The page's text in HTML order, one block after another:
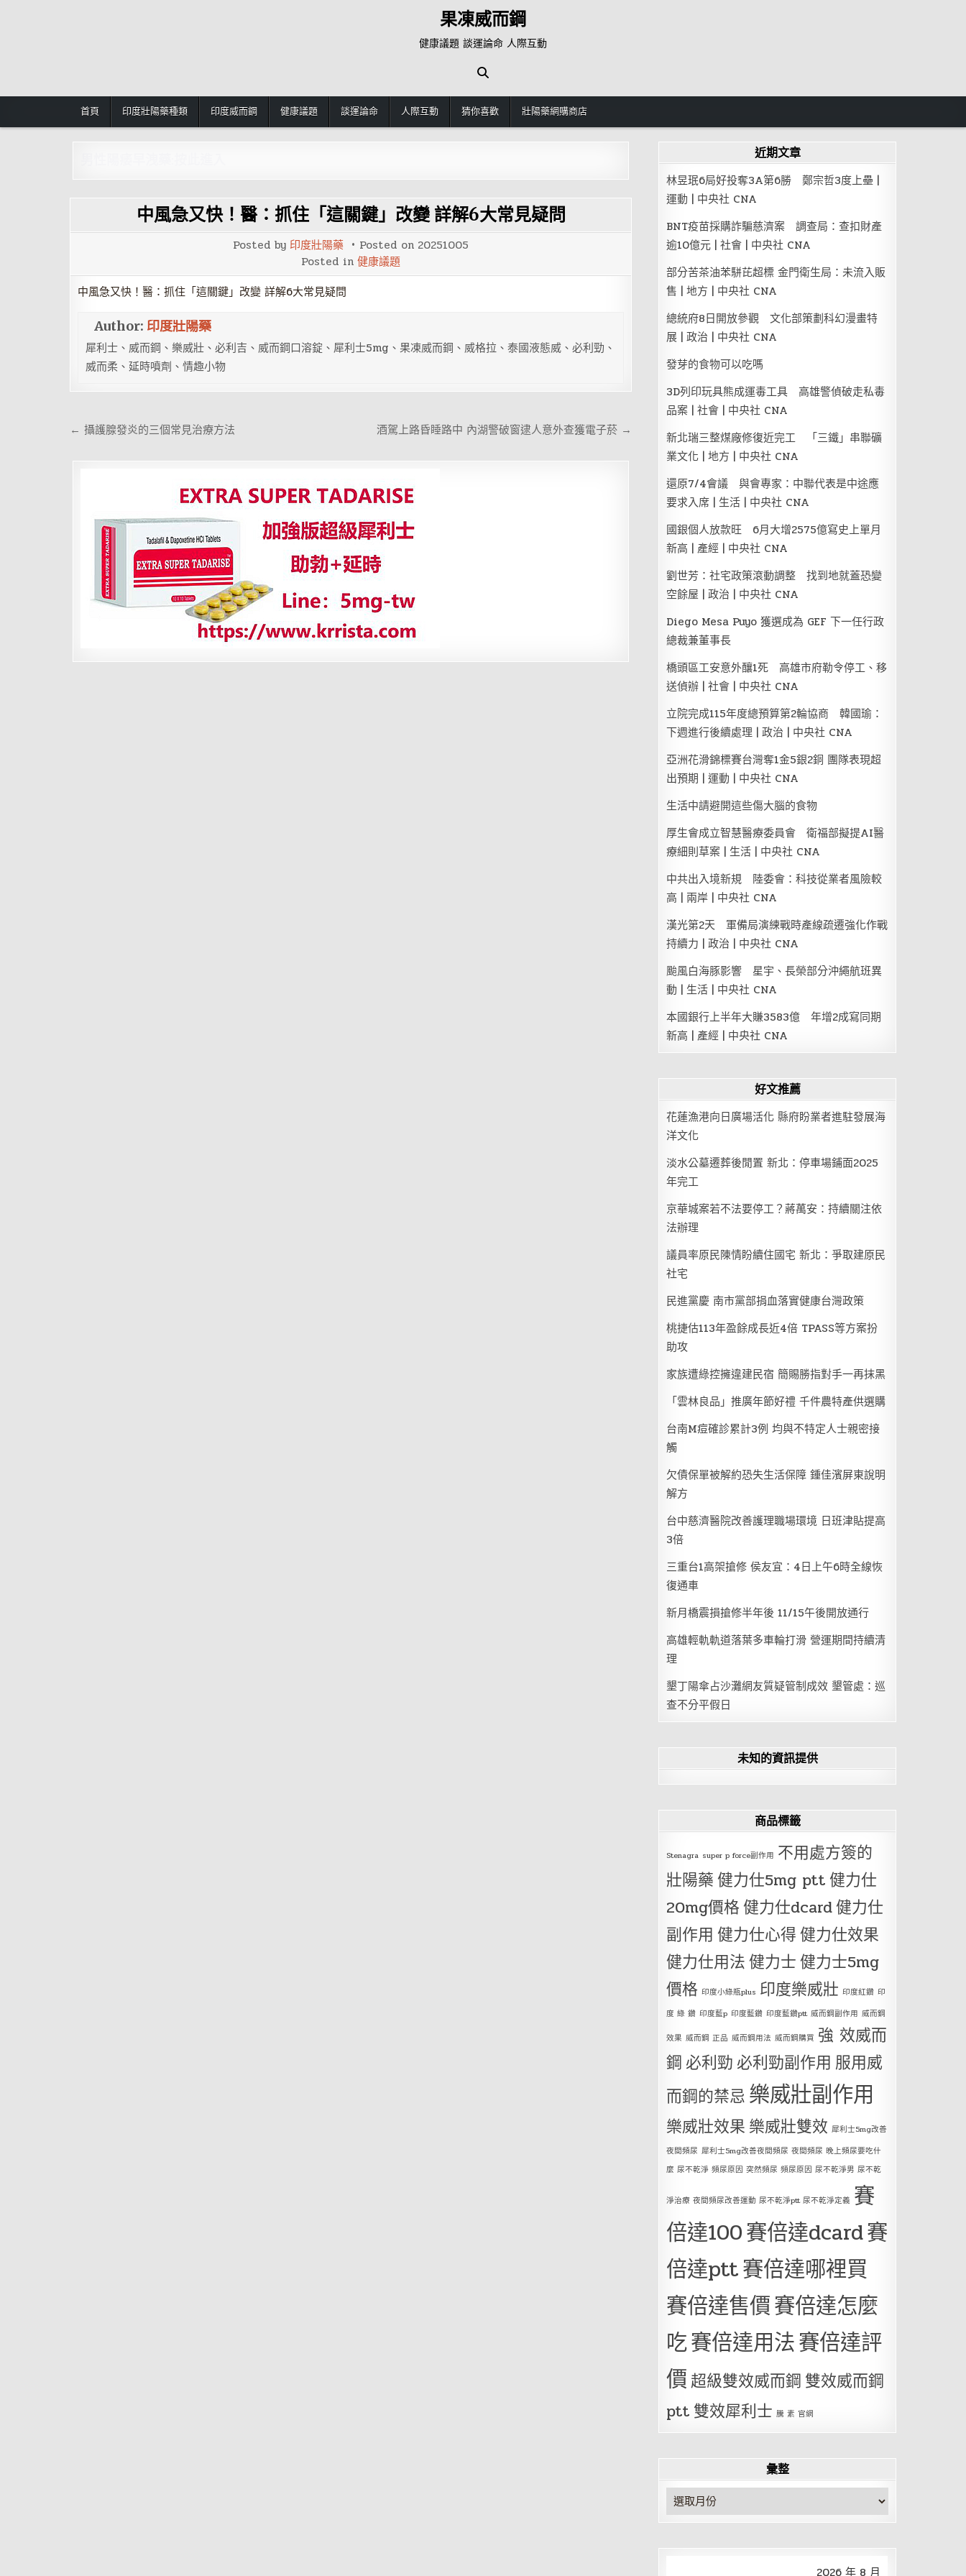
果凍威而鋼
健康議題 談運論命 人際互動
首頁 印度壯陽藥種類 印度威而鋼 健康議題 談運論命 人際互動 猜你喜歡 壯陽藥網購商店
中風急又快！醫：抓住「這關鍵」改變 詳解6大常見疑問
Posted by 印度壯陽藥 Posted on 20251005
Posted in 健康議題
中風急又快！醫：抓住「這關鍵」改變 詳解6大常見疑問
Author: 印度壯陽藥
犀利士、威而鋼、樂威壯、必利吉、威而鋼口溶錠、犀利士5mg、果凍威而鋼、威格拉、泰國液態威、必利勁、
威而柔、延時噴劑、情趣小物
文 酒駕上路昏睡路中 內湖警破窗逮人意外查獲電子菸 →
← 攝護腺發炎的三個常見治療方法
近期文章
林昱珉6局好投奪3A第6勝 鄭宗哲3度上壘 |
運動 | 中央社 CNA
BNT疫苗採購詐騙慈濟案 調查局：查扣財產
逾10億元 | 社會 | 中央社 CNA
部分苦茶油苯駢芘超標 金門衛生局：未流入販
售 | 地方 | 中央社 CNA
總統府8日開放參觀 文化部策劃科幻漫畫特
展 | 政治 | 中央社 CNA
發芽的食物可以吃嗎
3D列印玩具熊成運毒工具 高雄警偵破走私毒
品案 | 社會 | 中央社 CNA
新北瑞三整煤廠修復近完工 「三鐵」串聯礦
業文化 | 地方 | 中央社 CNA
還原7/4會議 與會專家：中聯代表是中途應
要求入席 | 生活 | 中央社 CNA
國銀個人放款旺 6月大增2575億寫史上單月
新高 | 產經 | 中央社 CNA
劉世芳：社宅政策滾動調整 找到地就蓋恐變
空餘屋 | 政治 | 中央社 CNA
Diego Mesa Puyo 獲選成為 GEF 下一任行政
總裁兼董事長
橋頭區工安意外釀1死 高雄市府勒令停工、移
送偵辦 | 社會 | 中央社 CNA
立院完成115年度總預算第2輪協商 韓國瑜：
下週進行後續處理 | 政治 | 中央社 CNA
亞洲花滑錦標賽台灣奪1金5銀2銅 團隊表現超
出預期 | 運動 | 中央社 CNA
生活中請避開這些傷大腦的食物
厚生會成立智慧醫療委員會 衛福部擬提AI醫
療細則草案 | 生活 | 中央社 CNA
中共出入境新規 陸委會：科技從業者風險較
高 | 兩岸 | 中央社 CNA
漢光第2天 軍備局演練戰時產線疏遷強化作戰
持續力 | 政治 | 中央社 CNA
颱風白海豚影響 星宇、長榮部分沖繩航班異
動 | 生活 | 中央社 CNA
本國銀行上半年大賺3583億 年增2成寫同期
新高 | 產經 | 中央社 CNA
好文推薦
花蓮漁港向日廣場活化 縣府盼業者進駐發展海
洋文化
淡水公墓遷葬後閒置 新北：停車場鋪面2025
年完工
京華城案若不法要停工？蔣萬安：持續關注依
法辦理
議員率原民陳情盼續住國宅 新北：爭取建原民
社宅
民進黨慶 南市黨部捐血落實健康台灣政策
桃捷估113年盈餘成長近4倍 TPASS等方案扮
助攻
家族遭綠控擁違建民宿 簡賜勝指對手一再抹黑
「雲林良品」推廣年節好禮 千件農特產供選購
台南M痘確診累計3例 均與不特定人士親密接
觸
欠債保單被解約恐失生活保障 鍾佳濱屏東說明
解方
台中慈濟醫院改善護理職場環境 日班津貼提高
3倍
三重台1高架搶修 侯友宜：4日上午6時全線恢
復通車
新月橋震損搶修半年後 11/15午後開放通行
高雄輕軌軌道落葉多車輪打滑 營運期間持續清
理
墾丁陽傘占沙灘網友質疑管制成效 墾管處：巡
查不分平假日
未知的資訊提供
商品標籤
Stenagra super p force副作用 不用處方簽的
壯陽藥健力仕5mg ptt健力仕
20mg價格健力仕dcard健力仕
副作用 健力仕心得健力仕效果
健力仕用法健力士健力士5mg
價格 印度小綠瓶plus 印度樂威壯 印度紅鑽 印
度 綠 鑽 印度藍p 印度藍鑽 印度藍鑽ptt 威而鋼副作用 威而鋼
效果 威而鋼 正品 威而鋼用法 威而鋼購買 強 效威而
鋼 必利勁 必利勁副作用 服用威
而鋼的禁忌 樂威壯副作用
樂威壯效果 樂威壯雙效 犀利士5mg改善
夜間頻尿 犀利士5mg改善夜間頻尿 夜間頻尿 晚上頻尿要吃什
麼 尿不乾淨 頻尿原因 突然頻尿 頻尿原因 尿不乾淨男 尿不乾
淨治療 夜間頻尿改善運動 尿不乾淨ptt 尿不乾淨定義 賽
倍達100賽倍達dcard賽
倍達ptt賽倍達哪裡買
賽倍達售價賽倍達怎麼
吃賽倍達用法賽倍達評
價超級雙效威而鋼 雙效威而鋼
ptt 雙效犀利士 騰 素 官網
彙整
彙
整
2026 年 8 月